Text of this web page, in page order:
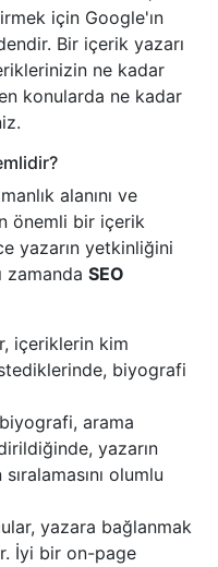
için Google'ın
Bir içerik yazarı
ne kadar
konularda ne kadar
alanını ve
önemli bir içerik
yazarın yetkinliğini
zamanda SEO
içeriklerin kim
biyografi
arama
yazarın
olumlu
yazara bağlanmak
İyi bir on-page